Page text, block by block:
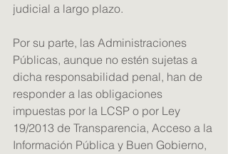
judicial a largo plazo.
Por su parte, las Administraciones
Públicas, aunque no estén sujetas a
dicha responsabilidad penal, han de
responder a las obligaciones
impuestas por la LCSP o por Ley
19/2013 de Transparencia, Acceso a la
Información Pública y Buen Gobierno,